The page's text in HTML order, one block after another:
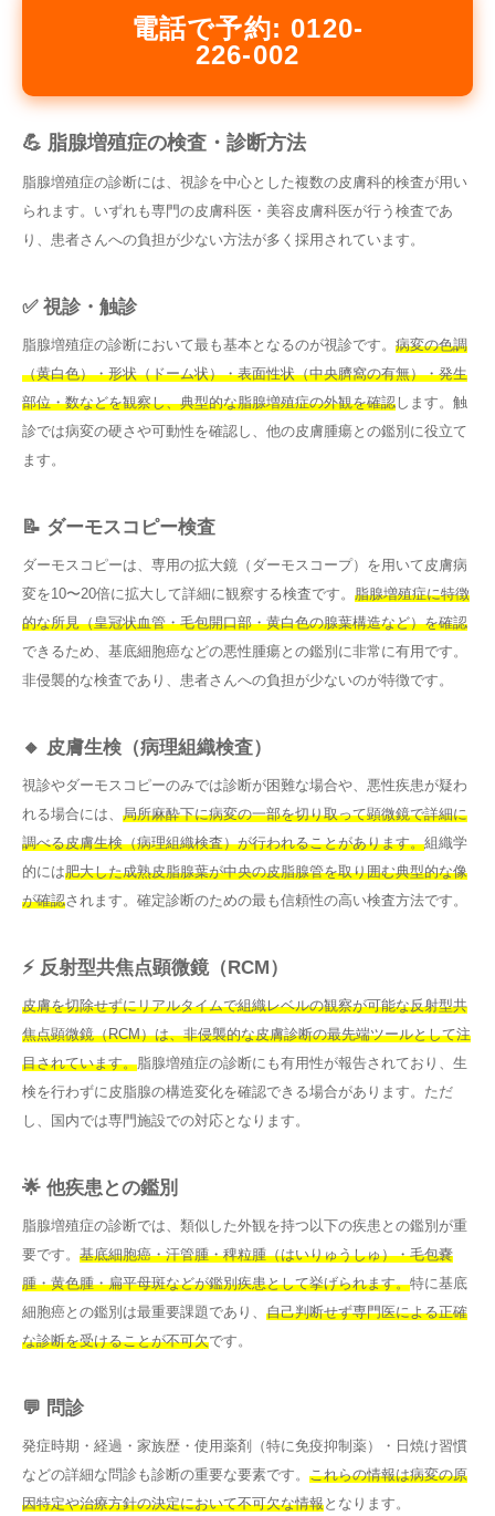
電話で予約: 0120-
226-002
💪 脂腺増殖症の検査・診断方法
脂腺増殖症の診断には、視診を中心とした複数の皮膚科的検査が用い
られます。いずれも専門の皮膚科医・美容皮膚科医が行う検査であ
り、患者さんへの負担が少ない方法が多く採用されています。
✅ 視診・触診
脂腺増殖症の診断において最も基本となるのが視診です。 病変の色調
（黄白色）・形状（ドーム状）・表面性状（中央臍窩の有無）・発生
部位・数などを観察し、典型的な脂腺増殖症の外観を確認 します。触
診では病変の硬さや可動性を確認し、他の皮膚腫瘍との鑑別に役立て
ます。
📝 ダーモスコピー検査
ダーモスコピーは、専用の拡大鏡（ダーモスコープ）を用いて皮膚病
変を10〜20倍に拡大して詳細に観察する検査です。 脂腺増殖症に特徴
的な所見（皇冠状血管・毛包開口部・黄白色の腺葉構造など）を確認
できるため、基底細胞癌などの悪性腫瘍との鑑別に非常に有用です。
非侵襲的な検査であり、患者さんへの負担が少ないのが特徴です。
🔸 皮膚生検（病理組織検査）
視診やダーモスコピーのみでは診断が困難な場合や、悪性疾患が疑わ
れる場合には、 局所麻酔下に病変の一部を切り取って顕微鏡で詳細に
調べる皮膚生検（病理組織検査）が行われることがあります。組織学
的には肥大した成熟皮脂腺葉が中央の皮脂腺管を取り囲む典型的な像
が確認されます。確定診断のための最も信頼性の高い検査方法です。
⚡ 反射型共焦点顕微鏡（RCM）
皮膚を切除せずにリアルタイムで組織レベルの観察が可能な反射型共
焦点顕微鏡（RCM）は、非侵襲的な皮膚診断の最先端ツールとして注
目されています。脂腺増殖症の診断にも有用性が報告されており、生
検を行わずに皮脂腺の構造変化を確認できる場合があります。ただ
し、国内では専門施設での対応となります。
🌟 他疾患との鑑別
脂腺増殖症の診断では、類似した外観を持つ以下の疾患との鑑別が重
要です。 基底細胞癌・汗管腫・稗粒腫（はいりゅうしゅ）・毛包嚢
腫・黄色腫・扁平母斑などが鑑別疾患として挙げられます。特に基底
細胞癌との鑑別は最重要課題であり、 自己判断せず専門医による正確
な診断を受けることが不可欠です。
💬 問診
発症時期・経過・家族歴・使用薬剤（特に免疫抑制薬）・日焼け習慣
などの詳細な問診も診断の重要な要素です。 これらの情報は病変の原
因特定や治療方針の決定において不可欠な情報となります。